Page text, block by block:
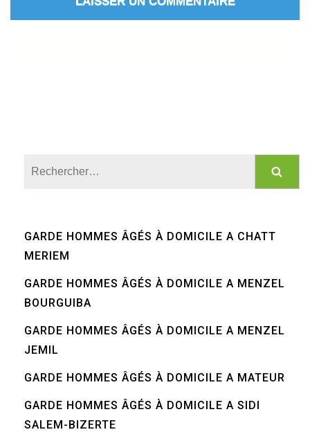
GARDE HOMMES ÂGÉS À DOMICILE A CHATT
MERIEM
GARDE HOMMES ÂGÉS À DOMICILE A MENZEL
BOURGUIBA
GARDE HOMMES ÂGÉS À DOMICILE A MENZEL
JEMIL
GARDE HOMMES ÂGÉS À DOMICILE A MATEUR
GARDE HOMMES ÂGÉS À DOMICILE A SIDI
SALEM-BIZERTE